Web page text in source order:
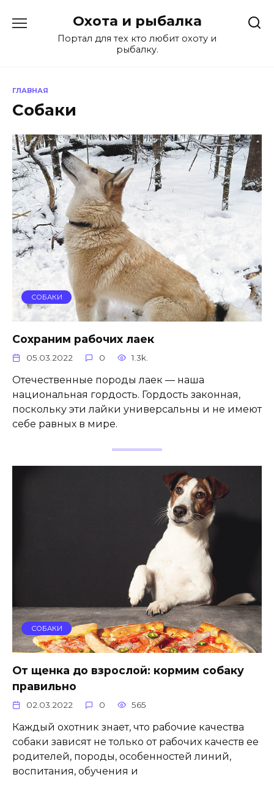
содержанию
Охота и рыбалка
Портал для тех кто любит охоту и
рыбалку.
ГЛАВНАЯ
Собаки
СОБАКИ
Сохраним рабочих лаек
05.03.2022 0 1.3k.
Отечественные породы лаек — наша
национальная гордость. Гордость законная,
поскольку эти лайки универсальны и не имеют
себе равных в мире.
СОБАКИ
От щенка до взрослой: кормим собаку
правильно
02.03.2022 0 565
Каждый охотник знает, что рабочие качества
собаки зависят не только от рабочих качеств ее
родителей, породы, особенностей линий,
воспитания, обучения и